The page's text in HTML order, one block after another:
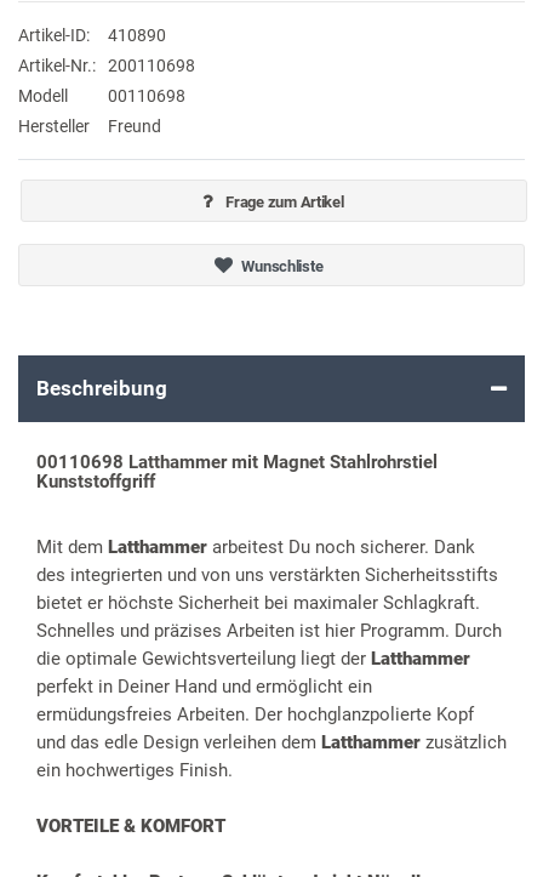
Artikel-ID:
410890
Artikel-Nr.:
200110698
Modell
00110698
Hersteller
Freund
Frage zum Artikel
Wunschliste
Beschreibung
00110698 Latthammer mit Magnet Stahlrohrstiel
Kunststoffgriff
Mit dem Latthammer arbeitest Du noch sicherer. Dank
des integrierten und von uns verstärkten Sicherheitsstifts
bietet er höchste Sicherheit bei maximaler Schlagkraft.
Schnelles und präzises Arbeiten ist hier Programm. Durch
die optimale Gewichtsverteilung liegt der Latthammer
perfekt in Deiner Hand und ermöglicht ein
ermüdungsfreies Arbeiten. Der hochglanzpolierte Kopf
und das edle Design verleihen dem Latthammer zusätzlich
ein hochwertiges Finish.
VORTEILE & KOMFORT